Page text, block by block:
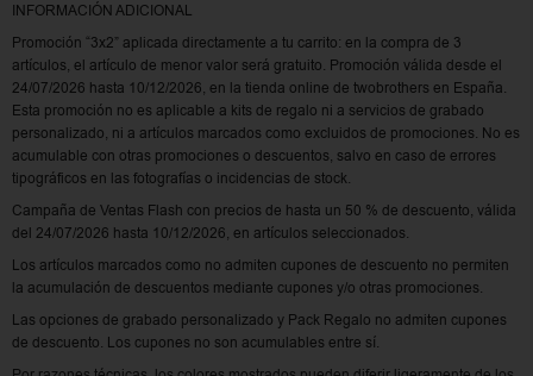
INFORMACIÓN ADICIONAL
Promoción “3x2” aplicada directamente a tu carrito: en la compra de 3
artículos, el artículo de menor valor será gratuito. Promoción válida desde el
24/07/2026 hasta 10/12/2026, en la tienda online de twobrothers en España.
Esta promoción no es aplicable a kits de regalo ni a servicios de grabado
personalizado, ni a artículos marcados como excluidos de promociones. No es
acumulable con otras promociones o descuentos, salvo en caso de errores
tipográficos en las fotografías o incidencias de stock.
Campaña de Ventas Flash con precios de hasta un 50 % de descuento, válida
del 24/07/2026 hasta 10/12/2026, en artículos seleccionados.
Los artículos marcados como no admiten cupones de descuento no permiten
la acumulación de descuentos mediante cupones y/o otras promociones.
Las opciones de grabado personalizado y Pack Regalo no admiten cupones
de descuento. Los cupones no son acumulables entre sí.